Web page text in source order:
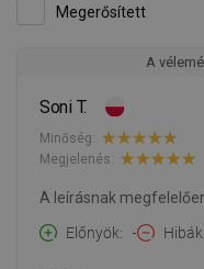
Megerősített
A
Soni T.
Minőség:
Megjelenés:
A leírásnak
Előnyök
- Hibák